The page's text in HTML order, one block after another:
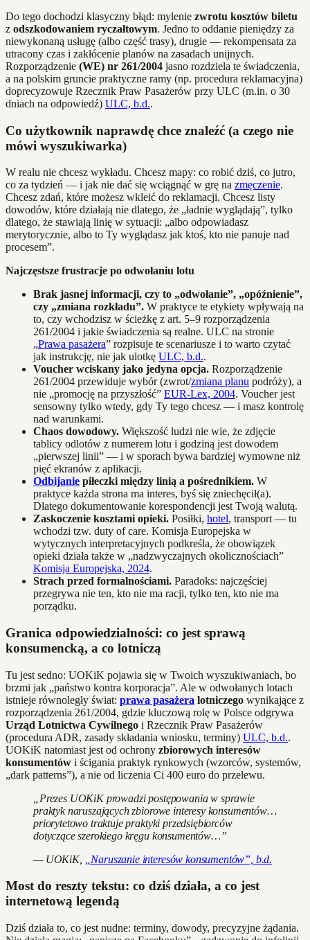
Do tego dochodzi klasyczny błąd: mylenie zwrotu kosztów biletu
z odszkodowaniem ryczałtowym. Jedno to oddanie pieniędzy za
niewykonaną usługę (albo część trasy), drugie — rekompensata za
utracony czas i zakłócenie planów na zasadach unijnych.
Rozporządzenie (WE) nr 261/2004 jasno rozdziela te świadczenia,
a na polskim gruncie praktyczne ramy (np. procedura reklamacyjna)
doprecyzowuje Rzecznik Praw Pasażerów przy ULC (m.in. o 30
dniach na odpowiedź) ULC, b.d..
Co użytkownik naprawdę chce znaleźć (a czego nie
mówi wyszukiwarka)
W realu nie chcesz wykładu. Chcesz mapy: co robić dziś, co jutro,
co za tydzień — i jak nie dać się wciągnąć w grę na zmęczenie.
Chcesz zdań, które możesz wkleić do reklamacji. Chcesz listy
dowodów, które działają nie dlatego, że „ładnie wyglądają”, tylko
dlatego, że stawiają linię w sytuacji: „albo odpowiadasz
merytorycznie, albo to Ty wyglądasz jak ktoś, kto nie panuje nad
procesem”.
Najczęstsze frustracje po odwołaniu lotu
Brak jasnej informacji, czy to „odwołanie”, „opóźnienie”,
czy „zmiana rozkładu”. W praktyce te etykiety wpływają na
to, czy wchodzisz w ścieżkę z art. 5–9 rozporządzenia
261/2004 i jakie świadczenia są realne. ULC na stronie
„Prawa pasażera” rozpisuje te scenariusze i to warto czytać
jak instrukcję, nie jak ulotkę ULC, b.d..
Voucher wciskany jako jedyna opcja. Rozporządzenie
261/2004 przewiduje wybór (zwrot/zmiana planu podróży), a
nie „promocję na przyszłość” EUR-Lex, 2004. Voucher jest
sensowny tylko wtedy, gdy Ty tego chcesz — i masz kontrolę
nad warunkami.
Chaos dowodowy. Większość ludzi nie wie, że zdjęcie
tablicy odlotów z numerem lotu i godziną jest dowodem
„pierwszej linii” — i w sporach bywa bardziej wymowne niż
pięć ekranów z aplikacji.
Odbijanie piłeczki między linią a pośrednikiem. W
praktyce każda strona ma interes, byś się zniechęcił(a).
Dlatego dokumentowanie korespondencji jest Twoją walutą.
Zaskoczenie kosztami opieki. Posiłki, hotel, transport — tu
wchodzi tzw. duty of care. Komisja Europejska w
wytycznych interpretacyjnych podkreśla, że obowiązek
opieki działa także w „nadzwyczajnych okolicznościach”
Komisja Europejska, 2024.
Strach przed formalnościami. Paradoks: najczęściej
przegrywa nie ten, kto nie ma racji, tylko ten, kto nie ma
porządku.
Granica odpowiedzialności: co jest sprawą
konsumencką, a co lotniczą
Tu jest sedno: UOKiK pojawia się w Twoich wyszukiwaniach, bo
brzmi jak „państwo kontra korporacja”. Ale w odwołanych lotach
istnieje równoległy świat: prawa pasażera lotniczego wynikające z
rozporządzenia 261/2004, gdzie kluczową rolę w Polsce odgrywa
Urząd Lotnictwa Cywilnego i Rzecznik Praw Pasażerów
(procedura ADR, zasady składania wniosku, terminy) ULC, b.d..
UOKiK natomiast jest od ochrony zbiorowych interesów
konsumentów i ścigania praktyk rynkowych (wzorców, systemów,
„dark patterns”), a nie od liczenia Ci 400 euro do przelewu.
„Prezes UOKiK prowadzi postępowania w sprawie
praktyk naruszających zbiorowe interesy konsumentów…
priorytetowo traktuje praktyki przedsiębiorców
dotyczące szerokiego kręgu konsumentów…”
— UOKiK,
„Naruszanie interesów konsumentów”, b.d.
Most do reszty tekstu: co dziś działa, a co jest
internetową legendą
Dziś działa to, co jest nudne: terminy, dowody, precyzyjne żądania.